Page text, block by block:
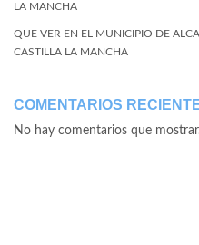
LA MANCHA
QUE VER EN EL MUNICIPIO DE
CASTILLA LA MANCHA
COMENTARIOS
No hay comentarios que